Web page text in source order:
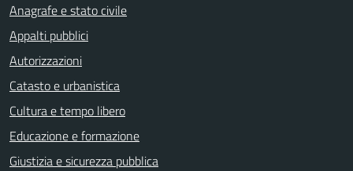
Anagrafe e stato civile
Appalti pubblici
Autorizzazioni
Catasto e urbanistica
Cultura e tempo libero
Educazione e formazione
Giustizia e sicurezza pubblica